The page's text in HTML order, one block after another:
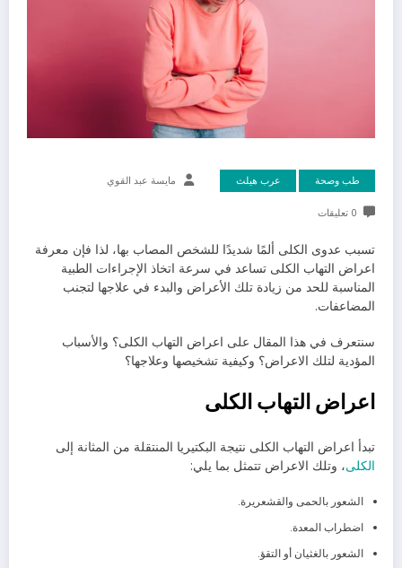
طب وصحة عرب هيلث مايسة عبد القوي
0 تعليقات
تسبب عدوى الكلى ألمًا شديدًا للشخص المصاب بها، لذا فإن معرفة
اعراض التهاب الكلى تساعد في سرعة اتخاذ الإجراءات الطبية
المناسبة للحد من زيادة تلك الأعراض والبدء في علاجها لتجنب
المضاعفات.
سنتعرف في هذا المقال على اعراض التهاب الكلى؟ والأسباب
المؤدية لتلك الاعراض؟ وكيفية تشخيصها وعلاجها؟
اعراض التهاب الكلى
تبدأ اعراض التهاب الكلى نتيجة البكتيريا المنتقلة من المثانة إلى
الكلى، وتلك الاعراض تتمثل بما يلي:
الشعور بالحمى والقشعريرة.
اضطراب المعدة.
الشعور بالغثيان أو التقؤ.